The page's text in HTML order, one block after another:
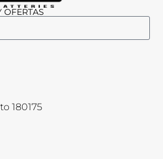
OFERTAS
180175